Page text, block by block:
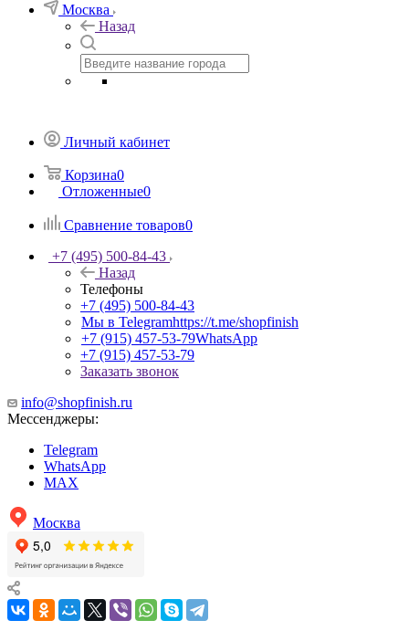
Москва
Назад
Личный кабинет
Корзина0
Отложенные0
Сравнение товаров0
+7 (495) 500-84-43
Назад
Телефоны
+7 (495) 500-84-43
Мы в Telegramhttps://t.me/shopfinish
+7 (915) 457-53-79WhatsApp
+7 (915) 457-53-79
Заказать звонок
info@shopfinish.ru
Мессенджеры:
Telegram
WhatsApp
MAX
Москва